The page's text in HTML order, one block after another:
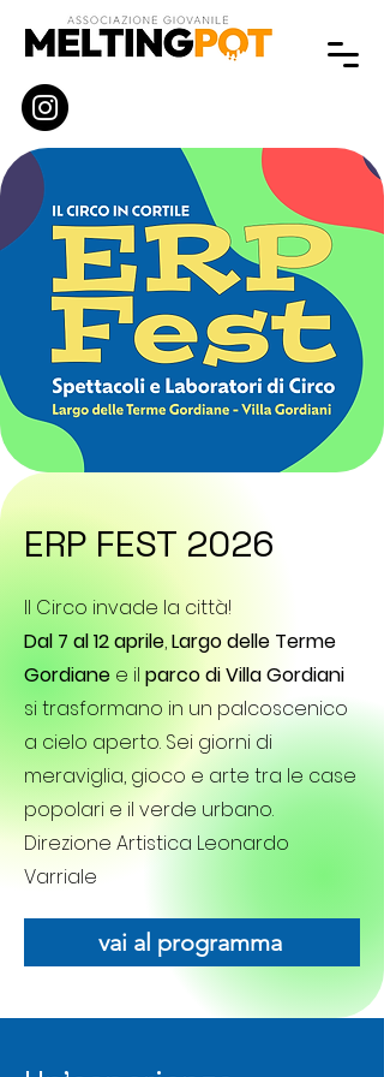
ERP FEST 2026
Il Circo invade la città!
Dal 7 al 12 aprile,Largo delle Terme
Gordiane e il parco di Villa Gordiani
si trasformano in un palcoscenico
a cielo aperto. Sei giorni di
meraviglia, gioco e arte tra le case
popolari e il verde urbano.
Direzione Artistica Leonardo
Varriale
vai al programma